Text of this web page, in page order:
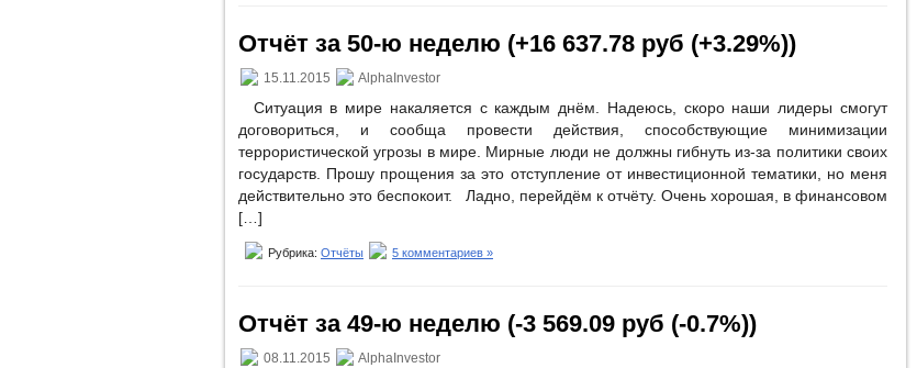
Отчёт за 50-ю неделю (+16 637.78 руб (+3.29%))
15.11.2015 AlphaInvestor
Ситуация в мире накаляется с каждым днём. Надеюсь, скоро наши лидеры смогут
договориться, и сообща провести действия, способствующие минимизации
террористической угрозы в мире. Мирные люди не должны гибнуть из-за политики своих
государств. Прошу прощения за это отступление от инвестиционной тематики, но меня
действительно это беспокоит. Ладно, перейдём к отчёту. Очень хорошая, в финансовом
[…]
Рубрика: Отчёты 5 комментариев »
Отчёт за 49-ю неделю (-3 569.09 руб (-0.7%))
08.11.2015 AlphaInvestor